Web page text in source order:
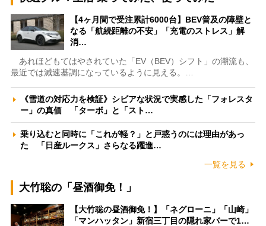
【4ヶ月間で受注累計6000台】BEV普及の障壁と
なる「航続距離の不安」「充電のストレス」解
消…
あれほどもてはやされていた「EV（BEV）シフト」の潮流も、
最近では減速基調になっているように見える。…
《雪道の対応力を検証》シビアな状況で実感した「フォレスタ
ー」の真価 「ターボ」と「スト…
乗り込むと同時に「これが軽？」と戸惑うのには理由があっ
た 「日産ルークス」さらなる躍進…
一覧を見る
大竹聡の「昼酒御免！」
【大竹聡の昼酒御免！】「ネグローニ」「山崎」
「マンハッタン」新宿三丁目の隠れ家バーで1…